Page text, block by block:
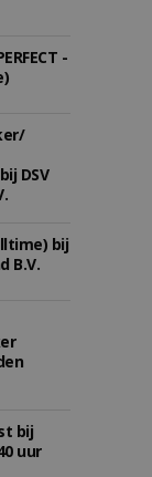
-
DSV
bij
B.V.
bij
uur